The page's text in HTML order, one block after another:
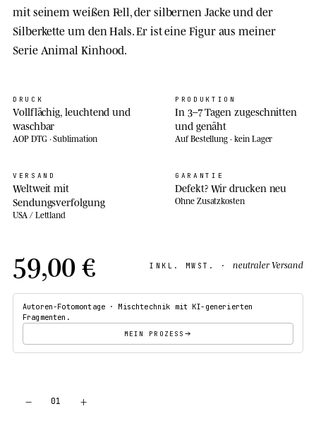
mit seinem weißen Fell, der silbernen Jacke und der
Silberkette um den Hals. Er ist eine Figur aus meiner
Serie Animal Kinhood.
DRUCK
Vollflächig, leuchtend und
waschbar
AOP DTG · Sublimation
PRODUKTION
In 3–7 Tagen zugeschnitten
und genäht
Auf Bestellung · kein Lager
VERSAND
Weltweit mit
Sendungsverfolgung
USA / Lettland
GARANTIE
Defekt? Wir drucken neu
Ohne Zusatzkosten
59,00 € INKL. MWST. · neutraler Versand
Autoren-Fotomontage · Mischtechnik mit KI-generierten
Fragmenten.
MEIN PROZESS
− 01 +